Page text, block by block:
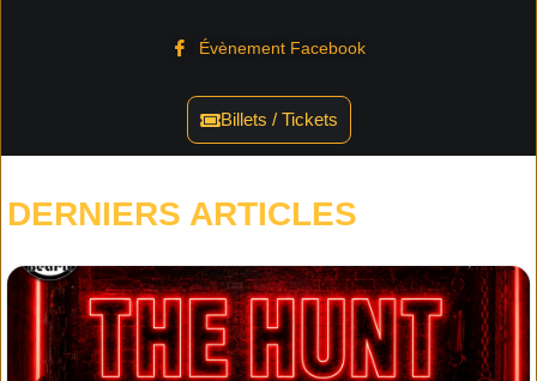
Évènement Facebook
Billets / Tickets
DERNIERS ARTICLES